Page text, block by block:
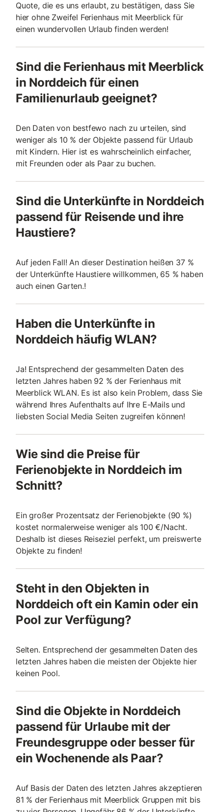
Quote, die es uns erlaubt, zu bestätigen, dass Sie
hier ohne Zweifel Ferienhaus mit Meerblick für
einen wundervollen Urlaub finden werden!
Sind die Ferienhaus mit Meerblick
in Norddeich für einen
Familienurlaub geeignet?
Den Daten von bestfewo nach zu urteilen, sind
weniger als 10 % der Objekte passend für Urlaub
mit Kindern. Hier ist es wahrscheinlich einfacher,
mit Freunden oder als Paar zu buchen.
Sind die Unterkünfte in Norddeich
passend für Reisende und ihre
Haustiere?
Auf jeden Fall! An dieser Destination heißen 37 %
der Unterkünfte Haustiere willkommen, 65 % haben
auch einen Garten.!
Haben die Unterkünfte in
Norddeich häufig WLAN?
Ja! Entsprechend der gesammelten Daten des
letzten Jahres haben 92 % der Ferienhaus mit
Meerblick WLAN. Es ist also kein Problem, dass Sie
während Ihres Aufenthalts auf Ihre E-Mails und
liebsten Social Media Seiten zugreifen können!
Wie sind die Preise für
Ferienobjekte in Norddeich im
Schnitt?
Ein großer Prozentsatz der Ferienobjekte (90 %)
kostet normalerweise weniger als 100 €/Nacht.
Deshalb ist dieses Reiseziel perfekt, um preiswerte
Objekte zu finden!
Steht in den Objekten in
Norddeich oft ein Kamin oder ein
Pool zur Verfügung?
Selten. Entsprechend der gesammelten Daten des
letzten Jahres haben die meisten der Objekte hier
keinen Pool.
Sind die Objekte in Norddeich
passend für Urlaube mit der
Freundesgruppe oder besser für
ein Wochenende als Paar?
Auf Basis der Daten des letzten Jahres akzeptieren
81 % der Ferienhaus mit Meerblick Gruppen mit bis